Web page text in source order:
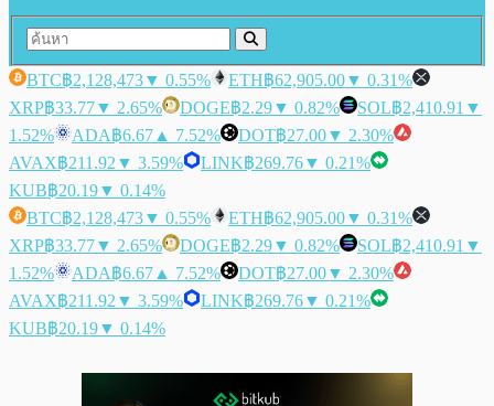
BTC฿2,128,473▼ 0.55% ETH฿62,905.00▼ 0.31%
XRP฿33.77▼ 2.65% DOGE฿2.29▼ 0.82% SOL฿2,410.91 ▼
1.52%
ADA฿6.67 ▲ 7.52% DOT฿27.00▼ 2.30%
AVAX฿211.92 ▼ 3.59% LINK฿269.76▼ 0.21%
KUB฿20.19▼ 0.14%
BTC฿2,128,473▼ 0.55% ETH฿62,905.00▼ 0.31%
XRP฿33.77▼ 2.65% DOGE฿2.29▼ 0.82% SOL฿2,410.91 ▼
1.52%
ADA฿6.67 ▲ 7.52% DOT฿27.00▼ 2.30%
AVAX฿211.92 ▼ 3.59% LINK฿269.76▼ 0.21%
KUB฿20.19▼ 0.14%